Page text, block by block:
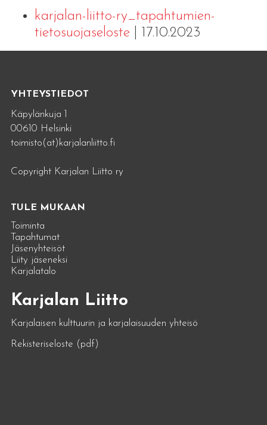
karjalan-liitto-ry_tapahtumien-
tietosuojaseloste| 17.10.2023
YHTEYSTIEDOT
Käpylänkuja 1
00610 Helsinki
toimisto(at)karjalanliitto.fi
Copyright Karjalan Liitto ry
TULE MUKAAN
Toiminta
Tapahtumat
Jäsenyhteisöt
Liity jäseneksi
Karjalatalo
Karjalan Liitto
Karjalaisen kulttuurin ja karjalaisuuden yhteisö
Rekisteriseloste (pdf)